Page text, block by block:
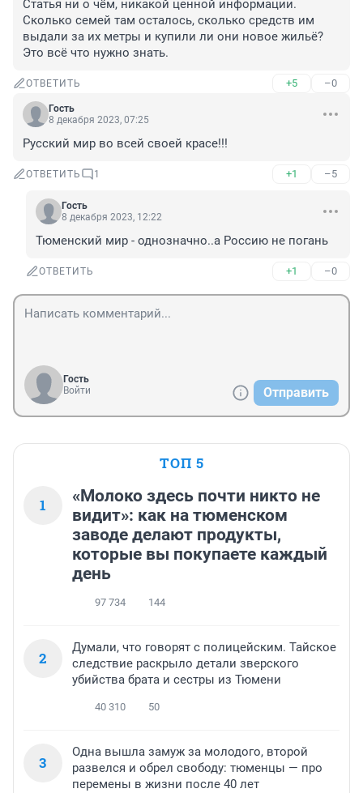
Статья ни о чём, никакой ценной информации.
Сколько семей там осталось, сколько средств им
выдали за их метры и купили ли они новое жильё?
Это всё что нужно знать.
ОТВЕТИТЬ +5 –0
Гость
8 декабря 2023, 07:25
Русский мир во всей своей красе!!!
ОТВЕТИТЬ 1 +1 –5
Гость
8 декабря 2023, 12:22
Тюменский мир - однозначно..а Россию не погань
ОТВЕТИТЬ +1 –0
Гость
Войти
Отправить
ТОП 5
1
«Молоко здесь почти никто не
видит»: как на тюменском
заводе делают продукты,
которые вы покупаете каждый
день
97 734 144
2
Думали, что говорят с полицейским. Тайское
следствие раскрыло детали зверского
убийства брата и сестры из Тюмени
40 310 50
3
Одна вышла замуж за молодого, второй
развелся и обрел свободу: тюменцы — про
перемены в жизни после 40 лет